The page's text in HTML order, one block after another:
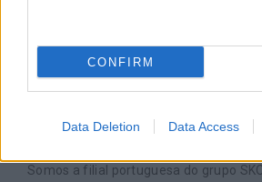
CONFIRM
Data Deletion Data Access
SKOLAE Formação
Somos a filial portuguesa do grupo